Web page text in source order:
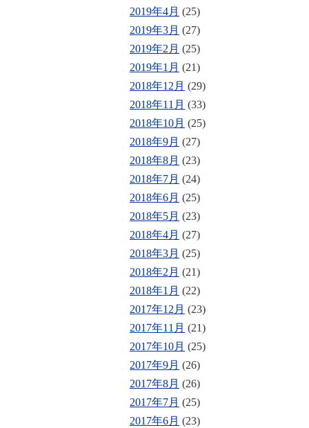
2019年4月 (25)
2019年3月 (27)
2019年2月 (25)
2019年1月 (21)
2018年12月 (29)
2018年11月 (33)
2018年10月 (25)
2018年9月 (27)
2018年8月 (23)
2018年7月 (24)
2018年6月 (25)
2018年5月 (23)
2018年4月 (27)
2018年3月 (25)
2018年2月 (21)
2018年1月 (22)
2017年12月 (23)
2017年11月 (21)
2017年10月 (25)
2017年9月 (26)
2017年8月 (26)
2017年7月 (25)
2017年6月 (23)